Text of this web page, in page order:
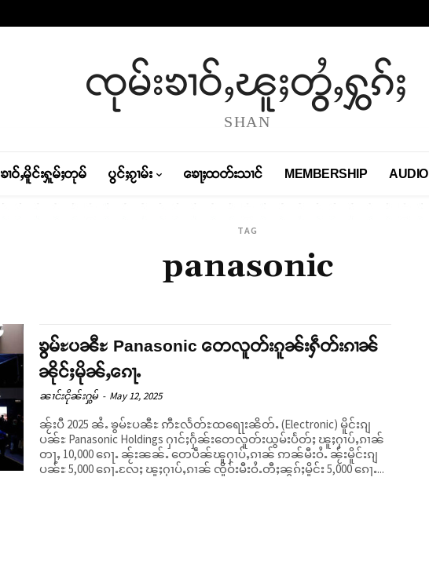
ၸုမ်းၶၢဝ်ႇၽူႈတွႆႇႁွၵ်ႈ
SHAN
ၶၢဝ်ႇမိူင်းႁူမ်ႈတုမ် ပွင်ႈၵႂၢမ်း ၶေႃႈထတ်းသၢင် MEMBERSHIP AUDIO
TAG
panasonic
ၶွမ်ႊပၼီႊ Panasonic တေလူတ်းၵူၼ်းႁဵတ်းၵၢၼ်
ၼိုင်ႈမိုၼ်ႇၵေႃႉ
ၼၢင်းငိုၼ်းႁွမ် - May 12, 2025
ၼႂ်းပီ 2025 ၼႆႉ ၶွမ်ႊပၼီႊ ဢီႊလႅတ်ႊထရေႃးၼိတ်ႉ (Electronic) မိူင်းၵျ
ပၼ်ႊ Panasonic Holdings ႁၢင်ႈႁႅၼ်းတေလူတ်းယွမ်းပႅတ်ႈ ၽူႈႁၢပ်ႇၵၢၼ်
တႃႇ 10,000 ၵေႃႉ ၼႂ်းၼၼ်ႉ တေပဵၼ်ၽူႁၢပ်ႇၵၢၼ် ဢၼ်မီးဝႆႉ ၼႂ်းမိူင်းၵျ
ပၼ်ႊ 5,000 ၵေႃႉလႄႈ ၽူႈႁၢပ်ႇၵၢၼ် ၸိူဝ်းမီးဝႆႉတီႈၼွၵ်ႈမိူင်း 5,000 ၵေႃႉ...